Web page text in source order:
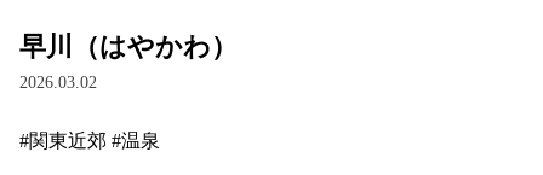
早川（はやかわ）
2026.03.02
#関東近郊 #温泉